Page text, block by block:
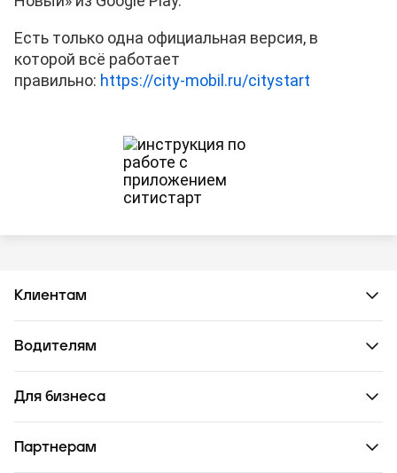
Есть только одна официальная версия, в
которой всё работает
правильно: https://city-mobil.ru/citystart
Клиентам
Водителям
Для бизнеса
Партнерам